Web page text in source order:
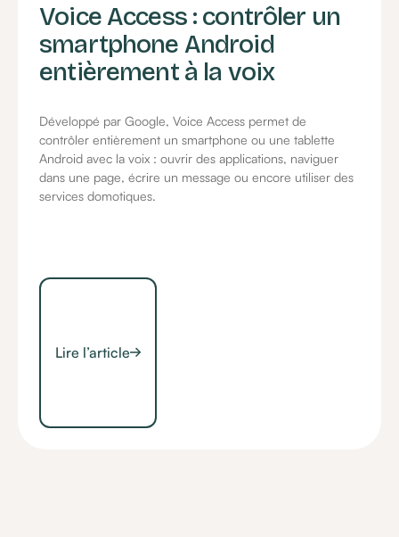
Voice Access : contrôler un
smartphone Android
entièrement à la voix
Développé par Google, Voice Access permet de
contrôler entièrement un smartphone ou une tablette
Android avec la voix : ouvrir des applications, naviguer
dans une page, écrire un message ou encore utiliser des
services domotiques.
Lire l’article